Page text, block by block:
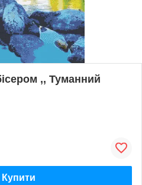
,, Туманний
Купити